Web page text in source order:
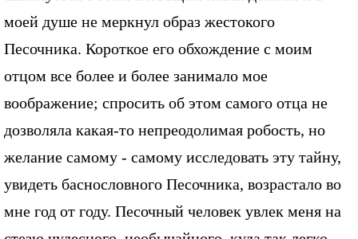
моей душе не меркнул образ жестокого
Песочника. Короткое его обхождение с моим
отцом все более и более занимало мое
воображение; спросить об этом самого отца не
дозволяла какая-то непреодолимая робость, но
желание самому - самому исследовать эту тайну,
увидеть баснословного Песочника, возрастало во
мне год от году. Песочный человек увлек меня на